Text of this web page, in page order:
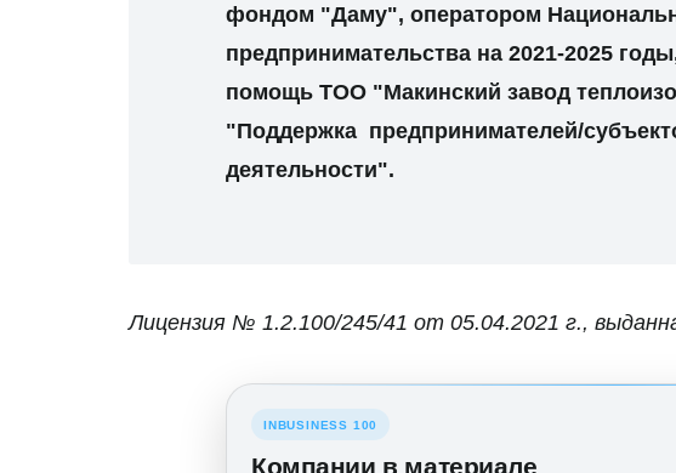
фондом "Даму", оператором
предпринимательства на 2021-2025
помощь ТОО "Макинский завод
"Поддержка предпринимателей/
деятельности".
Лицензия № 1.2.100/245/41 от 05.04.2021 г.,
INBUSINESS 100
Компании в материале